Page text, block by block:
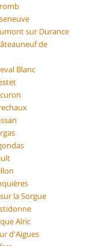
sur Durance
de
Blanc
la Sorgue
Alric
d'Aigues